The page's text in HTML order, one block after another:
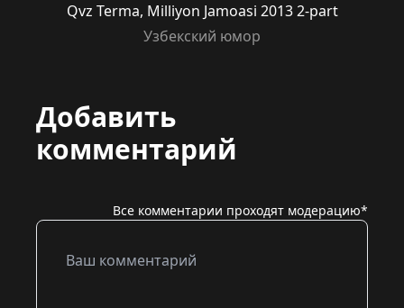
Qvz Terma, Milliyon Jamoasi 2013 2-part
Узбекский юмор
Добавить
комментарий
Все комментарии проходят модерацию*